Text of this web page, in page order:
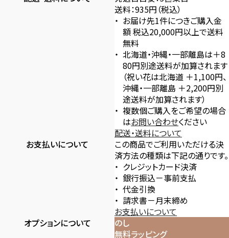
送料：935円（税込）
お届け先1件につきご購入金
額 税込20,000円以上で送料
無料
北海道・沖縄・一部離島は＋8
80円別途送料が加算されます
（祝い花は北海道 ＋1,100円、
沖縄・一部離島 ＋2,200円別
途送料が加算されます）
複数個ご購入をご希望の場合
はお問い合わせください
配送・送料について
お支払いについて
この商品でご利用いただける決
済方法の種類は下記の通りです。
クレジットカード決済
銀行振込－事前支払
代金引換
請求書－月末締め
お支払いについて
オプションについて
のし
無料ラッピング